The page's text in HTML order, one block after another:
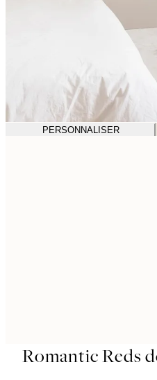
PERSONNALISER
Romantic Reds